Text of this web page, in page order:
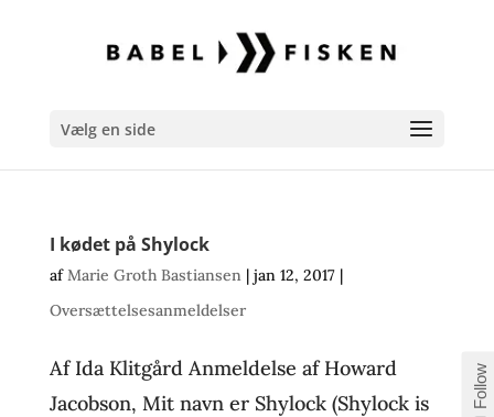
Vælg en side
I kødet på Shylock
afMarie Groth Bastiansen| jan 12, 2017|
Oversættelsesanmeldelser
Af Ida Klitgård Anmeldelse af Howard
Jacobson, Mit navn er Shylock (Shylock is
Follow